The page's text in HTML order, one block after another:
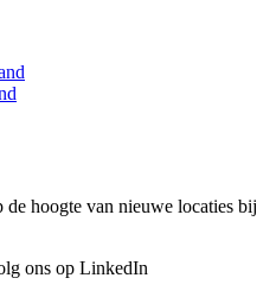
hoogte van nieuwe locaties bij
ons op LinkedIn